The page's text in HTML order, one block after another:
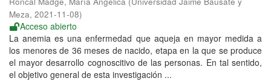
Meza, 2021-11-08)
Acceso abierto
La anemia es una enfermedad que aqueja en mayor medida a
los menores de 36 meses de nacido, etapa en la que se produce
el mayor desarrollo cognoscitivo de las personas. En tal sentido,
el objetivo general de esta investigación ...